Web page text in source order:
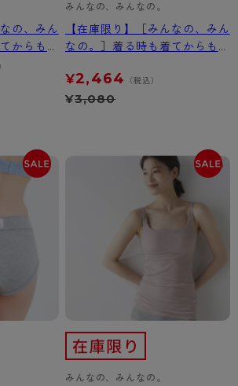
ツ
下
パッツ
ョーツ
ョーツ
正ショーツ
ンナー
プス
ムス
ーツ
ョーツ
FAQ）
ついて
て
について
の、みん
からも楽
みんなの、みんなの。
【在庫限り】［みんなの、みん
なの。］着る時も着てからも楽
¥2,464 （税込）
¥3,080
みんなの、みんなの。